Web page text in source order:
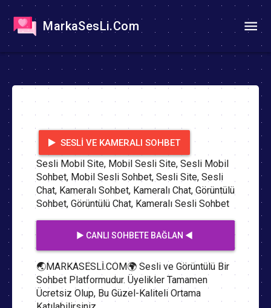
MarkaSesLi.Com
SESLI VE KAMERALI SOHBET
Sesli Mobil Site, Mobil Sesli Site, Sesli Mobil
Sohbet, Mobil Sesli Sohbet, Sesli Site, Sesli
Chat, Kameralı Sohbet, Kameralı Chat, Görüntülü
Sohbet, Görüntülü Chat, Kameralı Sesli Sohbet
▶️ CANLI SOHBETE BAĞLAN ◀️
🌏MARKASESLİ.COM🌍 Sesli ve Görüntülü Bir
Sohbet Platformudur. Üyelikler Tamamen
Ücretsiz Olup, Bu Güzel-Kaliteli Ortama